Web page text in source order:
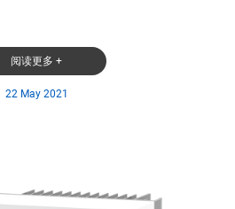
阅读更多 +
22 May 2021